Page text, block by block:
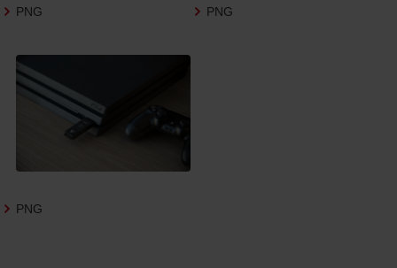
の報道・解説に利用する場合に限り商品写
ます。当社からの個別の同意を得た場合を
データを利用することはできません。
3.遵守事項
PNG PNG
PNG